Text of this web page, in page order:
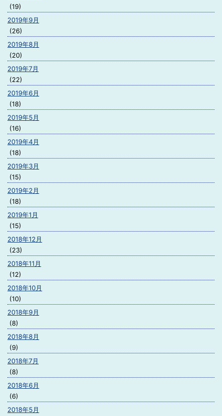
(19)
2019年9月
(26)
2019年8月
(20)
2019年7月
(22)
2019年6月
(18)
2019年5月
(16)
2019年4月
(18)
2019年3月
(15)
2019年2月
(18)
2019年1月
(15)
2018年12月
(23)
2018年11月
(12)
2018年10月
(10)
2018年9月
(8)
2018年8月
(9)
2018年7月
(8)
2018年6月
(6)
2018年5月